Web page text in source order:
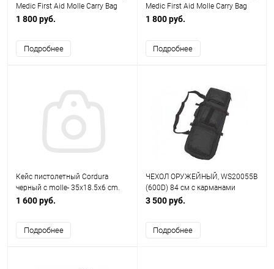
Medic First Aid Molle Carry Bag
19cm*6cm*14cm олива AS-
1 800 руб.
Подробнее
Medic First Aid Molle Carry Bag
19cm*6cm*14cm мультикам AS-
1 800 руб.
Подробнее
Кейс пистолетный Cordura
черный с molle- 35x18.5x6 cm.
AS-BS0135OD
1 600 руб.
Подробнее
ЧЕХОЛ ОРУЖЕЙНЫЙ, WS20055B
(600D) 84 см с карманами
BLACK AS-BS0005B
3 500 руб.
Подробнее